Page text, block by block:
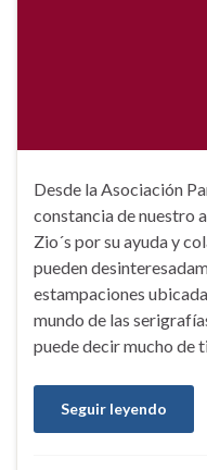
Desde la Asociación
constancia de nuestro
Zio´s por su ayuda y
pueden
estampaciones
mundo de las
puede decir mucho de
Seguir leyendo